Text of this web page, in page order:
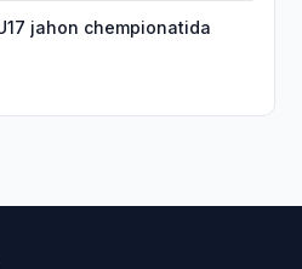
jahon chempionatida